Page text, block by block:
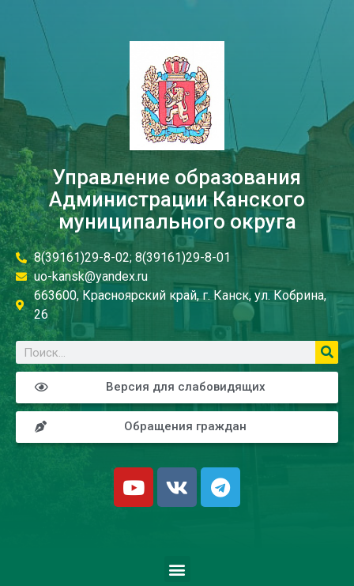
Управление образования
Администрации Канского
муниципального округа
8(39161)29-8-02; 8(39161)29-8-01
uo-kansk@yandex.ru
663600, Красноярский край, г. Канск, ул. Кобрина,
26
Версия для слабовидящих
Обращения граждан